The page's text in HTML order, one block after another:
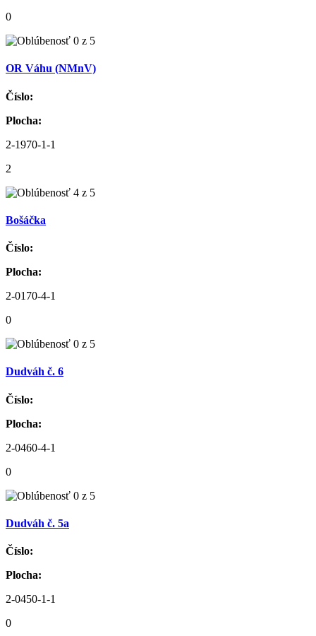
0
OR Váhu (NMnV)
Číslo:
Plocha:
2-1970-1-1
2
Bošáčka
Číslo:
Plocha:
2-0170-4-1
0
Dudváh č. 6
Číslo:
Plocha:
2-0460-4-1
0
Dudváh č. 5a
Číslo:
Plocha:
2-0450-1-1
0